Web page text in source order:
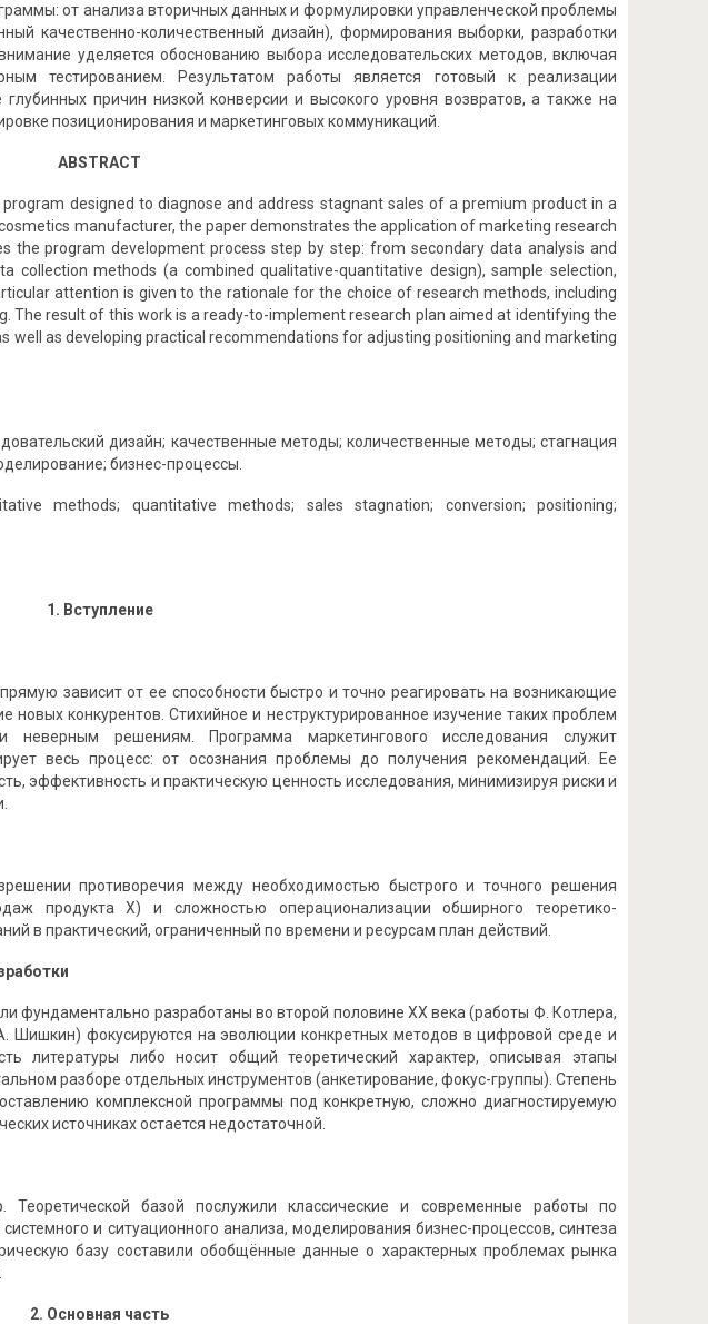
от анализа вторичных данных и формулировки управленческой проблемы
качественно-количественный дизайн), формирования выборки, разработки
уделяется обоснованию выбора исследовательских методов, включая
тестированием. Результатом работы является готовый к реализации
причин низкой конверсии и высокого уровня возвратов, а также на
позиционирования и маркетинговых коммуникаций.
ABSTRACT
designed to diagnose and address stagnant sales of a premium product in a
manufacturer, the paper demonstrates the application of marketing research
the program development process step by step: from secondary data analysis and
methods (a combined qualitative-quantitative design), sample selection,
attention is given to the rationale for the choice of research methods, including
The result of this work is a ready-to-implement research plan aimed at identifying the
well as developing practical recommendations for adjusting positioning and marketing
дизайн; качественные методы; количественные методы; стагнация
бизнес-процессы.
methods; quantitative methods; sales stagnation; conversion; positioning;
1. Вступление
зависит от ее способности быстро и точно реагировать на возникающие
конкурентов. Стихийное и неструктурированное изучение таких проблем
решениям. Программа маркетингового исследования служит
весь процесс: от осознания проблемы до получения рекомендаций. Ее
эффективность и практическую ценность исследования, минимизируя риски и
противоречия между необходимостью быстрого и точного решения
продукта X) и сложностью операционализации обширного теоретико-
в практический, ограниченный по времени и ресурсам план действий.
фундаментально разработаны во второй половине XX века (работы Ф. Котлера,
Шишкин) фокусируются на эволюции конкретных методов в цифровой среде и
литературы либо носит общий теоретический характер, описывая этапы
разборе отдельных инструментов (анкетирование, фокус-группы). Степень
комплексной программы под конкретную, сложно диагностируемую
источниках остается недостаточной.
Теоретической базой послужили классические и современные работы по
и ситуационного анализа, моделирования бизнес-процессов, синтеза
базу составили обобщённые данные о характерных проблемах рынка
2. Основная часть